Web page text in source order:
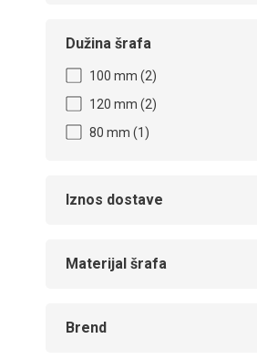
Dužina šrafa
100 mm (2)
120 mm (2)
80 mm (1)
Iznos dostave
Materijal šrafa
Brend